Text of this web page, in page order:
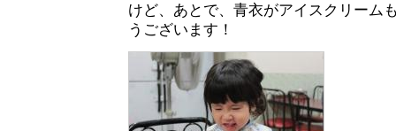
けど、あとで、青衣がアイスクリーム
うございます！